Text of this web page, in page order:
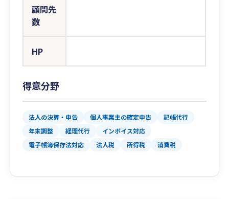
顧問先
数
HP
得意分野
法人の決算・申告 個人事業主の確定申告
記帳代行
年末調整
経理代行
インボイス対応
電子帳簿保存法対応
法人税 所得税 消費税